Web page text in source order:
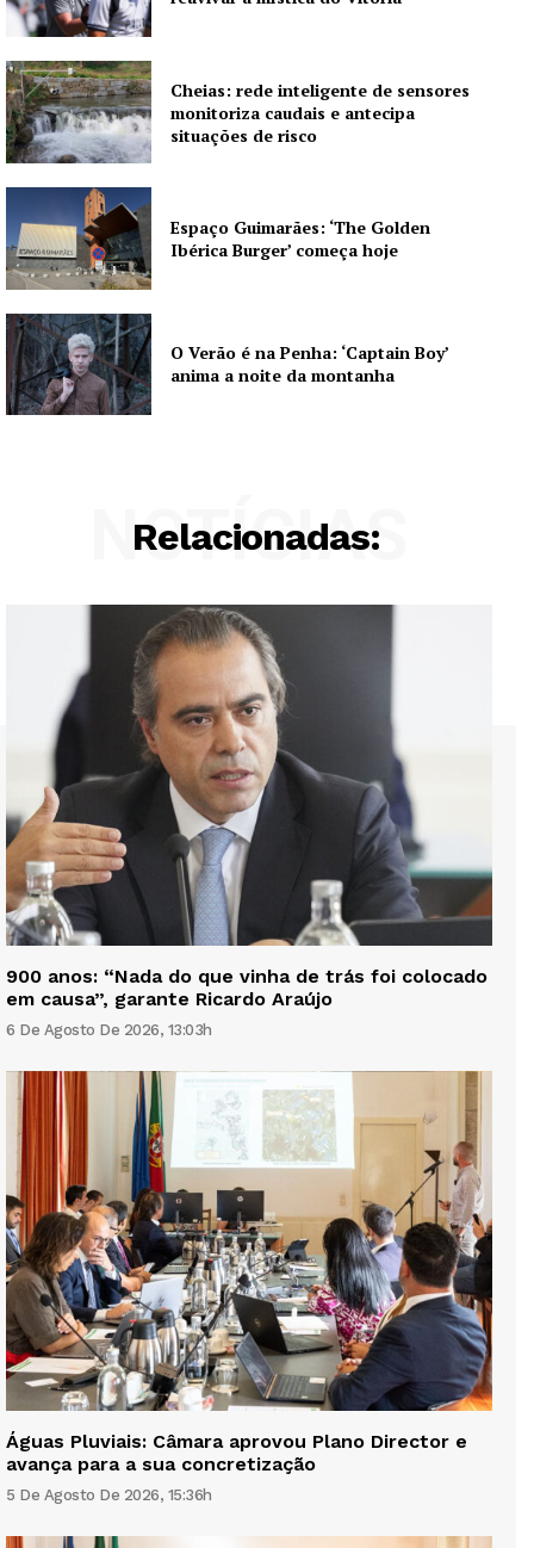
Cheias: rede inteligente de sensores
monitoriza caudais e antecipa
situações de risco
Espaço Guimarães: ‘The Golden
Ibérica Burger’ começa hoje
O Verão é na Penha: ‘Captain Boy’
anima a noite da montanha
Relacionadas:
NOTÍCIAS
900 anos: “Nada do que vinha de trás foi colocado
em causa”, garante Ricardo Araújo
6 De Agosto De 2026, 13:03h
Águas Pluviais: Câmara aprovou Plano Director e
avança para a sua concretização
5 De Agosto De 2026, 15:36h